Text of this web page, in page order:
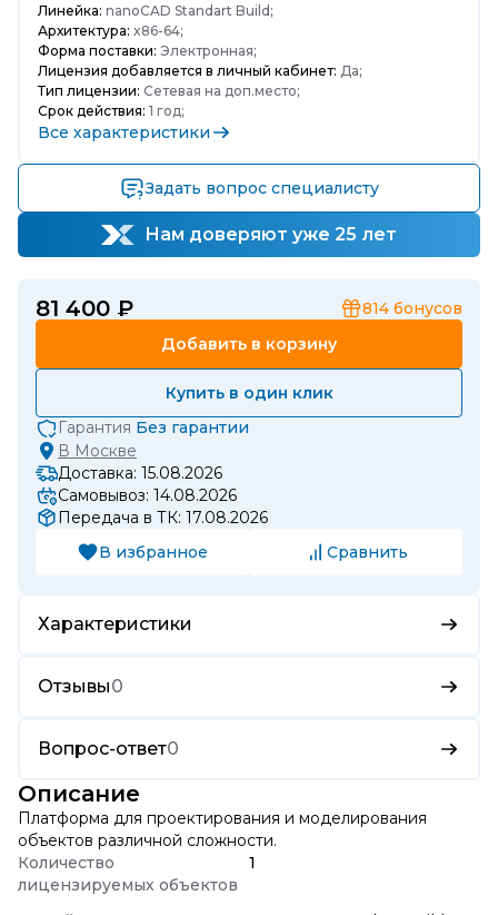
Линейка: nanoCAD Standart Build;
Архитектура: x86-64;
Форма поставки: Электронная;
Лицензия добавляется в личный кабинет: Да;
Тип лицензии: Сетевая на доп.место;
Срок действия: 1 год;
Все характеристики
Задать вопрос специалисту
Нам доверяют уже 25 лет
81 400 ₽ 814 бонусов
Добавить в корзину
Купить в один клик
Гарантия Без гарантии
В Москве
Доставка: 15.08.2026
Самовывоз: 14.08.2026
Передача в ТК: 17.08.2026
В избранное
Сравнить
Характеристики
Отзывы0
Вопрос-ответ0
Описание
Платформа для проектирования и моделирования
объектов различной сложности.
Количество
лицензируемых объектов
1